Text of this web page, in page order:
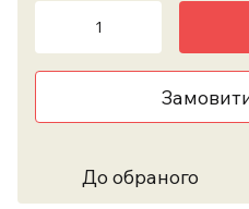
До обраного